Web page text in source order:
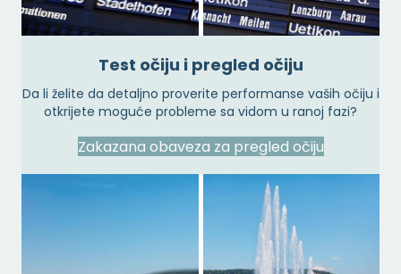
Test očiju i pregled očiju
Da li želite da detaljno proverite performanse vaših očiju i
otkrijete moguće probleme sa vidom u ranoj fazi?
Zakazana obaveza za pregled očiju